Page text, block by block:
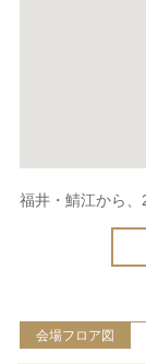
福井・鯖江から、
会場フロア図